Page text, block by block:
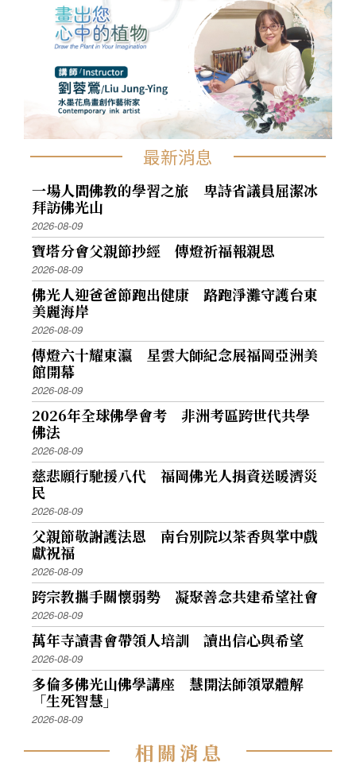
最新消息
一場人間佛教的學習之旅 卑詩省議員屈潔冰
拜訪佛光山
2026-08-09
寶塔分會父親節抄經 傳燈祈福報親恩
2026-08-09
佛光人迎爸爸節跑出健康 路跑淨灘守護台東
美麗海岸
2026-08-09
傳燈六十耀東瀛 星雲大師紀念展福岡亞洲美
館開幕
2026-08-09
2026年全球佛學會考 非洲考區跨世代共學
佛法
2026-08-09
慈悲願行馳援八代 福岡佛光人捐資送暖濟災
民
2026-08-09
父親節敬謝護法恩 南台別院以茶香與掌中戲
獻祝福
2026-08-09
跨宗教攜手關懷弱勢 凝聚善念共建希望社會
2026-08-09
萬年寺讀書會帶領人培訓 讀出信心與希望
2026-08-09
多倫多佛光山佛學講座 慧開法師領眾體解
「生死智慧」
2026-08-09
相關消息